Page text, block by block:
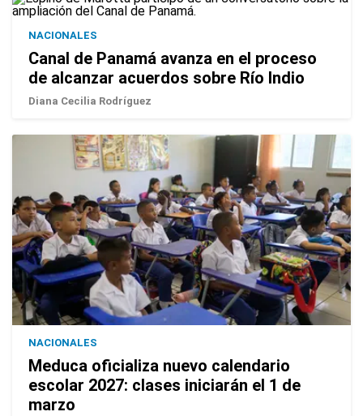
NACIONALES
Canal de Panamá avanza en el proceso
de alcanzar acuerdos sobre Río Indio
Diana Cecilia Rodríguez
NACIONALES
Meduca oficializa nuevo calendario
escolar 2027: clases iniciarán el 1 de
marzo